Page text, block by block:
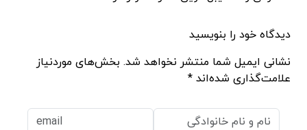
دیدگاه خود را بنویسید
نشانی ایمیل شما منتشر نخواهد شد. بخش‌های موردنیاز
علامت‌گذاری شده‌اند *